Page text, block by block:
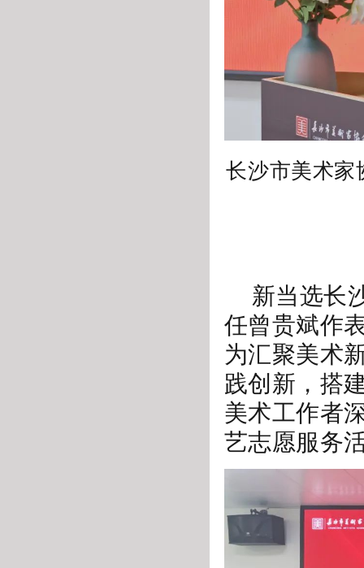
长沙市美术家
新当选长
任曾贵斌作
为汇聚美术
践创新，搭
美术工作者
艺志愿服务